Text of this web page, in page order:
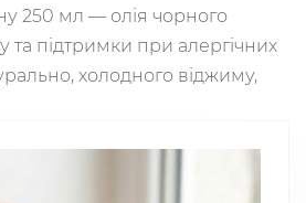
250 мл — олія чорного
та підтримки при алергічних
холодного віджиму,